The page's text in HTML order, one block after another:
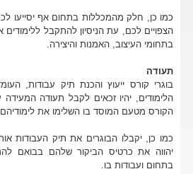
כמו כן, חלק מהמכללות בתחום אף יסייעו
הצפויים לכם, עת הניסיון להתקבל
בתחומי העיצוב, האמנות והיצירה.
תעודה
בוגרי קורס ייעוץ והכנת תיק עבודות,
הלימודים, יהיו זכאים לקבל תעודה
הקורס מטעם המוסד בו השלימו את לימודיהם.
כמו כן, יקבלו הבוגרים את תיק העבודות
יהווה את כרטיס הביקור שלהם בבואם
בתחום ועבודות בו.